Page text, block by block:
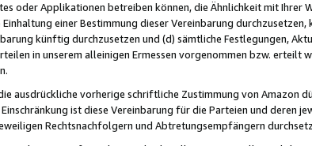
oder Applikationen betreiben können, die Ähnlichkeit mit Ihrer
einer Bestimmung dieser Vereinbarung
künftig durchzusetzen und (d) sämtliche Festlegungen,
in unserem alleinigen Ermessen vorgenommen bzw.
ausdrückliche vorherige schriftliche Zustimmung von Amazon
ist diese Vereinbarung für die Parteien und deren
Rechtsnachfolgern und Abtretungsempfängern